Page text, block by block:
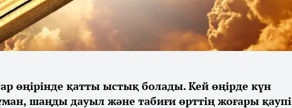
өңірінде қатты ыстық болады. Кей өңірде күн
шаңды дауыл және табиғи өрттің жоғары қаупі